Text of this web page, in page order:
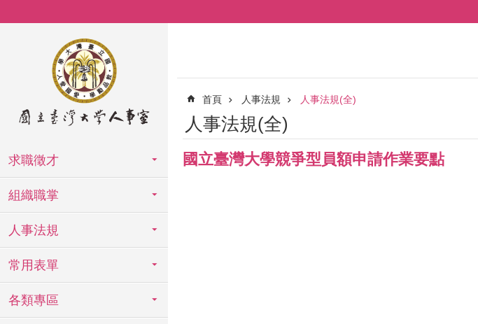
求職徵才
組織職掌
人事法規
常用表單
各類專區
首頁 人事法規 人事法規(全)
人事法規(全)
國立臺灣大學競爭型員額申請作業要點